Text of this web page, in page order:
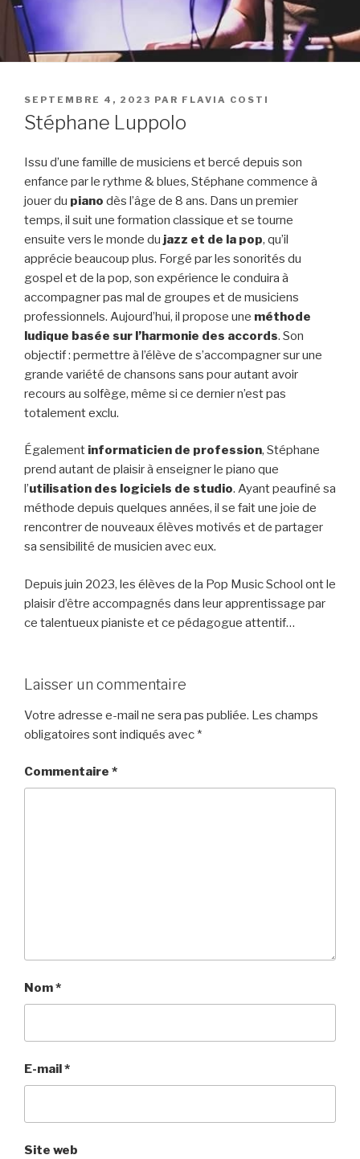
PUBLIÉ
LE
SEPTEMBRE 4, 2023 PAR FLAVIA COSTI
Stéphane Luppolo
Issu d’une famille de musiciens et bercé depuis son
enfance par le rythme & blues, Stéphane commence à
jouer du piano dès l’âge de 8 ans. Dans un premier
temps, il suit une formation classique et se tourne
ensuite vers le monde du jazz et de la pop, qu’il
apprécie beaucoup plus. Forgé par les sonorités du
gospel et de la pop, son expérience le conduira à
accompagner pas mal de groupes et de musiciens
professionnels. Aujourd’hui, il propose une méthode
ludique basée sur l’harmonie des accords. Son
objectif : permettre à l’élève de s’accompagner sur une
grande variété de chansons sans pour autant avoir
recours au solfège, même si ce dernier n’est pas
totalement exclu.
Également informaticien de profession, Stéphane
prend autant de plaisir à enseigner le piano que
l’utilisation des logiciels de studio. Ayant peaufiné sa
méthode depuis quelques années, il se fait une joie de
rencontrer de nouveaux élèves motivés et de partager
sa sensibilité de musicien avec eux.
Depuis juin 2023, les élèves de la Pop Music School ont le
plaisir d’être accompagnés dans leur apprentissage par
ce talentueux pianiste et ce pédagogue attentif…
Laisser un commentaire
Votre adresse e-mail ne sera pas publiée. Les champs
obligatoires sont indiqués avec *
Commentaire *
Nom*
E-mail *
Site web